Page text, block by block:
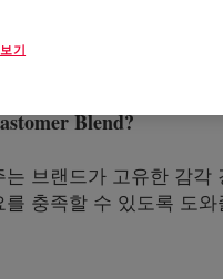
Blend?
브랜드가 고유한 감
충족할 수 있도록 도
기